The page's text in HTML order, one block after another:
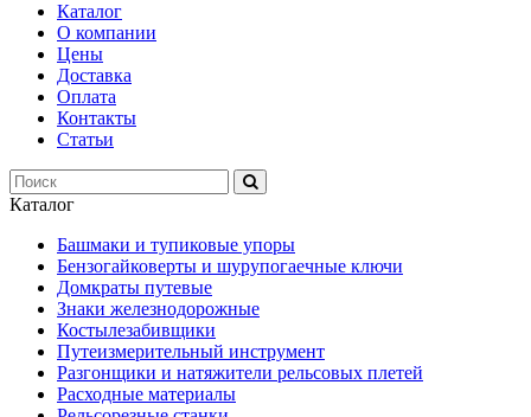
Каталог
О компании
Цены
Доставка
Оплата
Контакты
Статьи
Каталог
Башмаки и тупиковые упоры
Бензогайковерты и шурупогаечные ключи
Домкраты путевые
Знаки железнодорожные
Костылезабивщики
Путеизмерительный инструмент
Разгонщики и натяжители рельсовых плетей
Расходные материалы